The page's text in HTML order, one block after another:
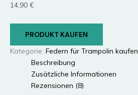
14,90 €
PRODUKT KAUFEN
Kategorie: Federn für Trampolin kaufen
Beschreibung
Zusätzliche Informationen
Rezensionen (8)